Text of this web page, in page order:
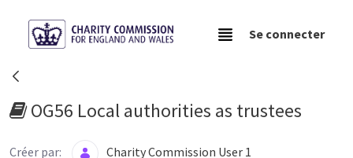
Se connecter
Resources - Charity Commission
OG56 Local authorities as trustees
Créer par: Charity Commission User 1